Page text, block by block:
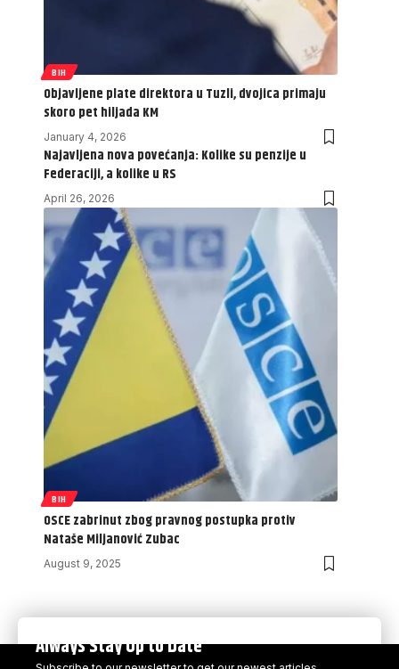
BIH
Objavljene plate direktora u Tuzli, dvojica primaju
skoro pet hiljada KM
January 4, 2026
Najavljena nova povećanja: Kolike su penzije u
Federaciji, a kolike u RS
April 26, 2026
BIH
OSCE zabrinut zbog pravnog postupka protiv
Nataše Miljanović Zubac
August 9, 2025
Always Stay Up to Date